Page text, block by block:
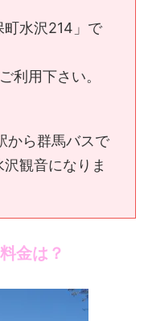
町水沢214」で
利用下さい。
から群馬バスで
沢観音になりま
金は？